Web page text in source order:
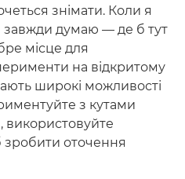
знімати. Коли я
завжди думаю — де б тут
місце для
на відкритому
широкі можливості
з кутами
використовуйте
зробити оточення